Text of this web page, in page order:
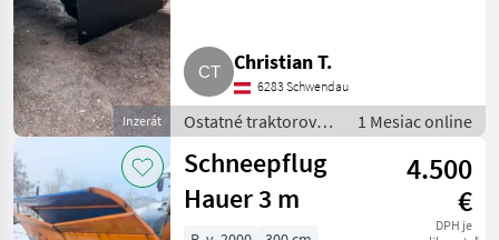
Inzerát
Christian T.
6283 Schwendau
Ostatné traktorové
komponenty /
Snehový pluh
1 Mesiac online
Schneepflug
Hauer 3 m
4.500
€
DPH je